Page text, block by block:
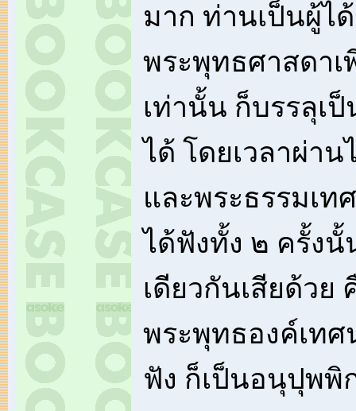
มาก ท่านเป็นผู้ไ
พระพุทธศาสดาเ
เท่านั้น ก็บรรลุเ
ได้ โดยเวลาผ่า
และพระธรรมเท
ได้ฟังทั้ง ๒ ครั้งนั้
เดียวกันเสียด้วย
พระพุทธองค์เทศ
ฟัง ก็เป็นอนุปุพพิ